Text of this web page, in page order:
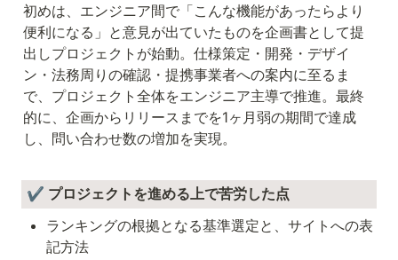
初めは、エンジニア間で「こんな機能があったらより
便利になる」と意見が出ていたものを企画書として提
出しプロジェクトが始動。仕様策定・開発・デザイ
ン・法務周りの確認・提携事業者への案内に至るま
で、プロジェクト全体をエンジニア主導で推進。最終
的に、企画からリリースまでを1ヶ月弱の期間で達成
し、問い合わせ数の増加を実現。
✔️ プロジェクトを進める上で苦労した点
ランキングの根拠となる基準選定と、サイトへの表
記方法